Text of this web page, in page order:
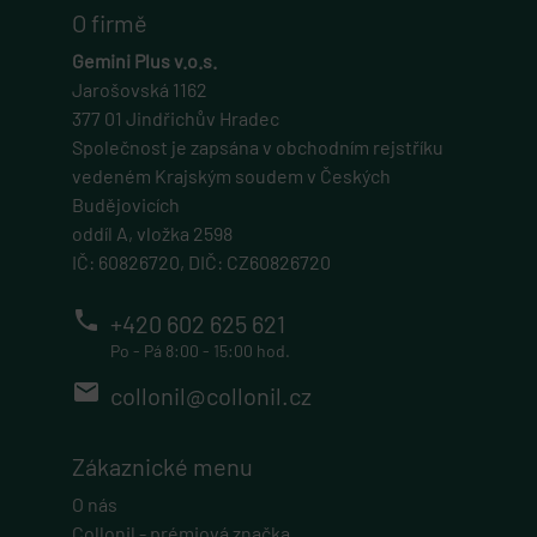
O firmě
Gemini Plus v.o.s.
Jarošovská 1162
377 01 Jindřichův Hradec
Společnost je zapsána v obchodním rejstříku
vedeném Krajským soudem v Českých
Budějovicích
oddíl A, vložka 2598
IČ: 60826720, DIČ: CZ60826720
phone +420 602 625 621
Po - Pá 8:00 - 15:00 hod.
email collonil@collonil.cz
Zákaznické menu
O nás
1 rok 1 měsíc
Tato cookie se používá pro správu relací a
sledování uživatelů napříč webovými stránkami,
obvykle pro zachování uživatelských stavů napříč
požadavky na stránky.
udid
.geminiplus.cz
Tento cookie se používá k jedinečné identifikaci
zařízení, která mají přístup k webové stránce, aby
zkušenost.
PHP.net
eshop.geminiplus.cz